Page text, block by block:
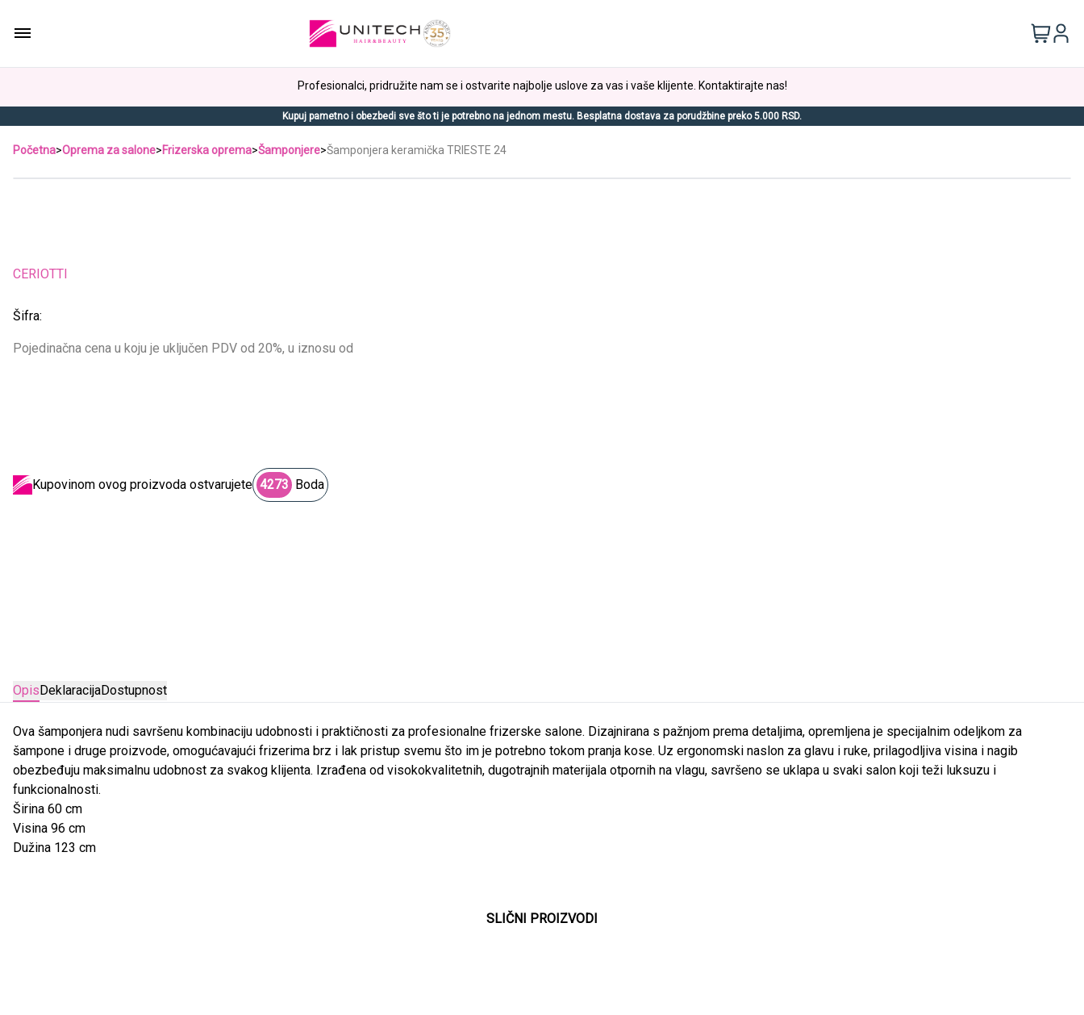
Profesionalci, pridružite nam se i ostvarite najbolje uslove za vas i vaše klijente. Kontaktirajte nas!
Kupuj pametno i obezbedi sve što ti je potrebno na jednom mestu. Besplatna dostava za porudžbine preko 5.000 RSD.
Početna>Oprema za salone>Frizerska oprema>Šamponjere>Šamponjera keramička TRIESTE 24
CERIOTTI
Šifra:
Pojedinačna cena u koju je uključen PDV od 20%, u iznosu od
Kupovinom ovog proizvoda ostvarujete 4273 Boda
OpisDeklaracijaDostupnost
Ova šamponjera nudi savršenu kombinaciju udobnosti i praktičnosti za profesionalne frizerske salone. Dizajnirana s pažnjom prema detaljima, opremljena je specijalnim odeljkom za
šampone i druge proizvode, omogućavajući frizerima brz i lak pristup svemu što im je potrebno tokom pranja kose. Uz ergonomski naslon za glavu i ruke, prilagodljiva visina i nagib
obezbeđuju maksimalnu udobnost za svakog klijenta. Izrađena od visokokvalitetnih, dugotrajnih materijala otpornih na vlagu, savršeno se uklapa u svaki salon koji teži luksuzu i
funkcionalnosti.
Širina 60 cm
Visina 96 cm
Dužina 123 cm
SLIČNI PROIZVODI